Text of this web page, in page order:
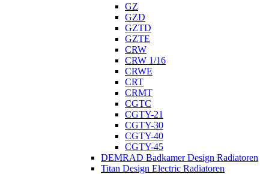
GZ
GZD
GZTD
GZTE
CRW
CRW 1/16
CRWE
CRT
CRMT
CGTC
CGTY-21
CGTY-30
CGTY-40
CGTY-45
DEMRAD Badkamer Design Radiatoren
Titan Design Electric Radiatoren